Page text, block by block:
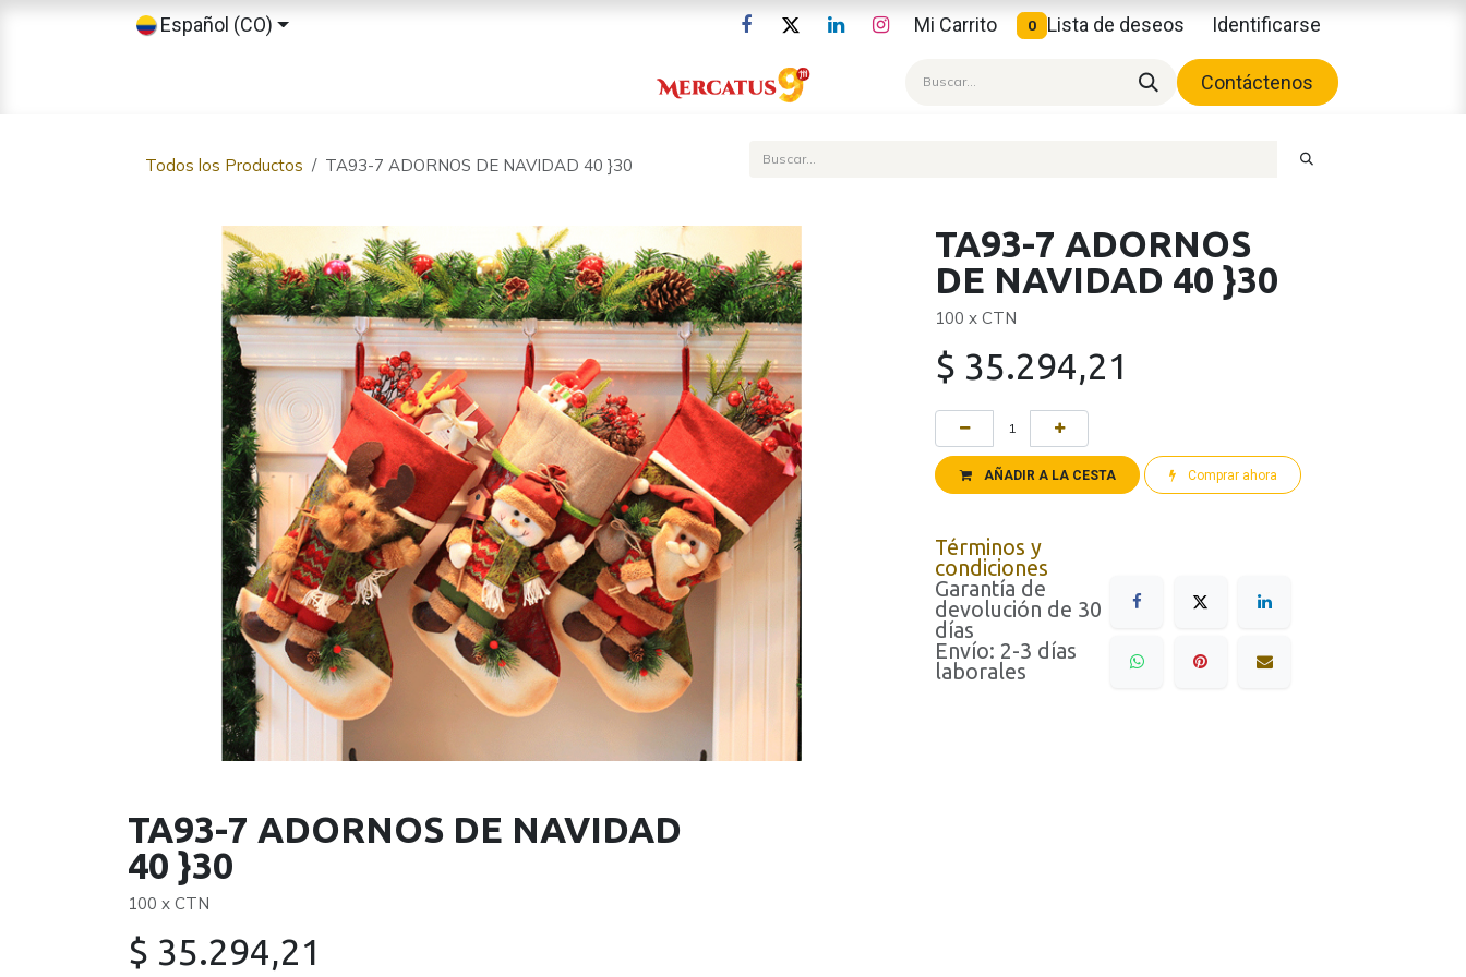
Español (CO) Mi Carrito 0 Lista de deseos Identificarse
Contáctenos
Todos los Productos TA93-7 ADORNOS DE NAVIDAD 40 }30
TA93-7 ADORNOS
DE NAVIDAD 40 }30
100 x CTN
$ 35.294,21
AÑADIR A LA CESTA Comprar ahora
Términos y
condiciones
Garantía de
devolución de 30
días
Envío: 2-3 días
laborales
TA93-7 ADORNOS DE NAVIDAD
40 }30
100 x CTN
$ 35.294,21